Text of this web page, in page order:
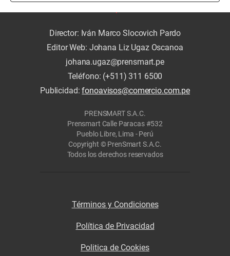
Director: Iván Marco Slocovich Pardo
Editor Web: Johana Liz Ugaz Oscanoa
johana.ugaz@prensmart.pe
Teléfono: (+511) 311 6500
Publicidad:fonoavisos@comercio.com.pe
PRENSMART S.A.C.
Prensmart Calle Paracas #532
Pueblo Libre, Lima - Perú
Copyright © PrenSmart S.A.C.
Todos los derechos reservados
Términos y Condiciones
Política de Privacidad
Politica de Cookies